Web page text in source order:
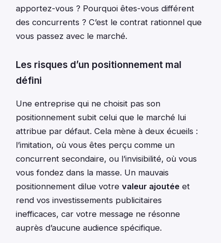
apportez-vous ? Pourquoi êtes-vous différent
des concurrents ? C’est le contrat rationnel que
vous passez avec le marché.
Les risques d’un positionnement mal
défini
Une entreprise qui ne choisit pas son
positionnement subit celui que le marché lui
attribue par défaut. Cela mène à deux écueils :
l’imitation, où vous êtes perçu comme un
concurrent secondaire, ou l’invisibilité, où vous
vous fondez dans la masse. Un mauvais
positionnement dilue votre valeur ajoutée et
rend vos investissements publicitaires
inefficaces, car votre message ne résonne
auprès d’aucune audience spécifique.